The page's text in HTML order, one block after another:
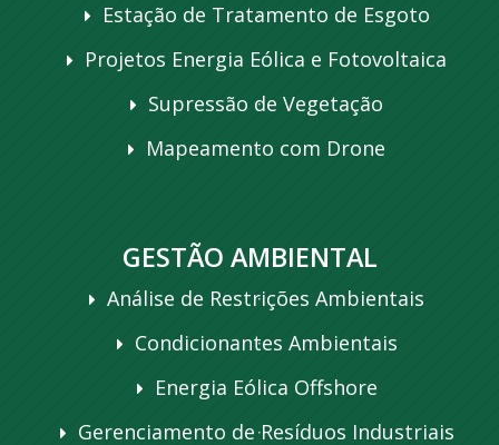
Estação de Tratamento de Esgoto
Projetos Energia Eólica e Fotovoltaica
Supressão de Vegetação
Mapeamento com Drone
GESTÃO AMBIENTAL
Análise de Restrições Ambientais
Condicionantes Ambientais
Energia Eólica Offshore
Gerenciamento de Resíduos Industriais